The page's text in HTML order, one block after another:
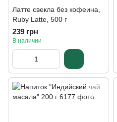
Латте свекла без кофеина,
Ruby Latte, 500 г
239 грн
В наличии